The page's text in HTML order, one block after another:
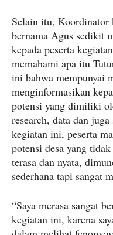
Selain itu, Koordinator
bernama Agus sedikit
kepada peserta
memahami apa itu
ini bahwa mempunyai
menginformasikan
potensi yang dimiliki
research, data dan
kegiatan ini, peserta
potensi desa yang
terasa dan nyata,
sederhana tapi sangat
“Saya merasa sangat
kegiatan ini, karena